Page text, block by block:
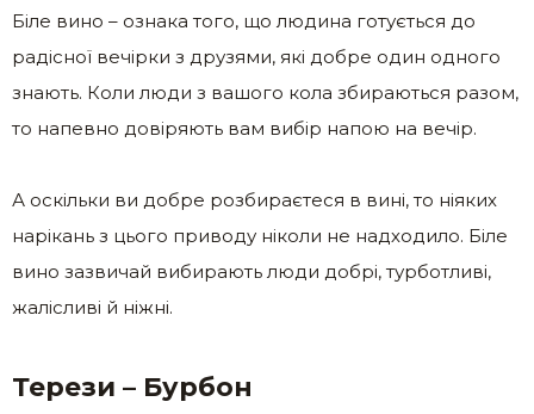
Біле вино – ознака того, що людина готується до
радісної вечірки з друзями, які добре один одного
знають. Коли люди з вашого кола збираються разом,
то напевно довіряють вам вибір напою на вечір.
А оскільки ви добре розбираєтеся в вині, то ніяких
нарікань з цього приводу ніколи не надходило. Біле
вино зазвичай вибирають люди добрі, турботливі,
жалісливі й ніжні.
Терези – Бурбон